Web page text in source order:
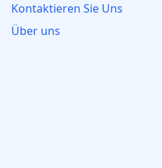
Kontaktieren Sie Uns
Über uns